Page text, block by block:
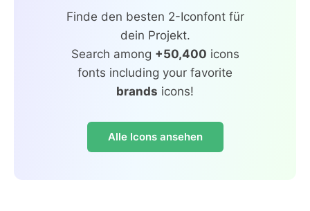
Finde den besten 2-Iconfont für
dein Projekt.
Search among +50,400 icons
fonts including your favorite
brands icons!
Alle Icons ansehen